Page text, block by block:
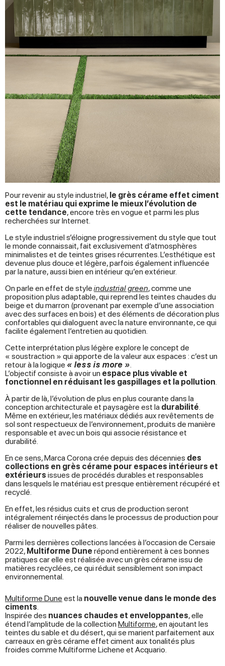
Pour revenir au style industriel, le grès cérame effet ciment
est le matériau qui exprime le mieux l’évolution de
cette tendance, encore très en vogue et parmi les plus
recherchées sur Internet.
Le style industriel s’éloigne progressivement du style que tout
le monde connaissait, fait exclusivement d’atmosphères
minimalistes et de teintes grises récurrentes. L’esthétique est
devenue plus douce et légère, parfois également influencée
par la nature, aussi bien en intérieur qu’en extérieur.
On parle en effet de styleindustrial green, comme une
proposition plus adaptable, qui reprend les teintes chaudes du
beige et du marron (provenant par exemple d’une association
avec des surfaces en bois) et des éléments de décoration plus
confortables qui dialoguent avec la nature environnante, ce qui
facilite également l’entretien au quotidien.
Cette interprétation plus légère explore le concept de
« soustraction » qui apporte de la valeur aux espaces : c’est un
retour à la logique « less is more ».
L’objectif consiste à avoir un espace plus vivable et
fonctionnel en réduisant les gaspillages et la pollution.
À partir de là, l’évolution de plus en plus courante dans la
conception architecturale et paysagère est la durabilité.
Même en extérieur, les matériaux dédiés aux revêtements de
sol sont respectueux de l’environnement, produits de manière
responsable et avec un bois qui associe résistance et
durabilité.
En ce sens, Marca Corona crée depuis des décennies des
collections en grès cérame pour espaces intérieurs et
extérieurs issues de procédés durables et responsables
dans lesquels le matériau est presque entièrement récupéré et
recyclé.
En effet, les résidus cuits et crus de production seront
intégralement réinjectés dans le processus de production pour
réaliser de nouvelles pâtes.
Parmi les dernières collections lancées à l’occasion de Cersaie
2022, Multiforme Dune répond entièrement à ces bonnes
pratiques car elle est réalisée avec un grès cérame issu de
matières recyclées, ce qui réduit sensiblement son impact
environnemental.
Multiforme Dune est la nouvelle venue dans le monde des
ciments.
Inspirée des nuances chaudes et enveloppantes, elle
étend l’amplitude de la collection Multiforme,en ajoutant les
teintes du sable et du désert, qui se marient parfaitement aux
carreaux en grès cérame effet ciment aux tonalités plus
froides comme Multiforme Lichene et Acquario.